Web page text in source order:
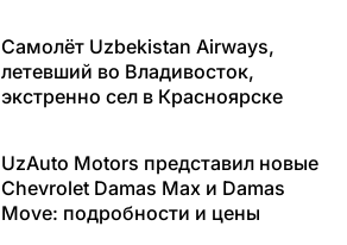
Самолёт Uzbekistan Airways,
летевший во Владивосток,
экстренно сел в Красноярске
UzAuto Motors представил новые
Chevrolet Damas Max и Damas
Move: подробности и цены